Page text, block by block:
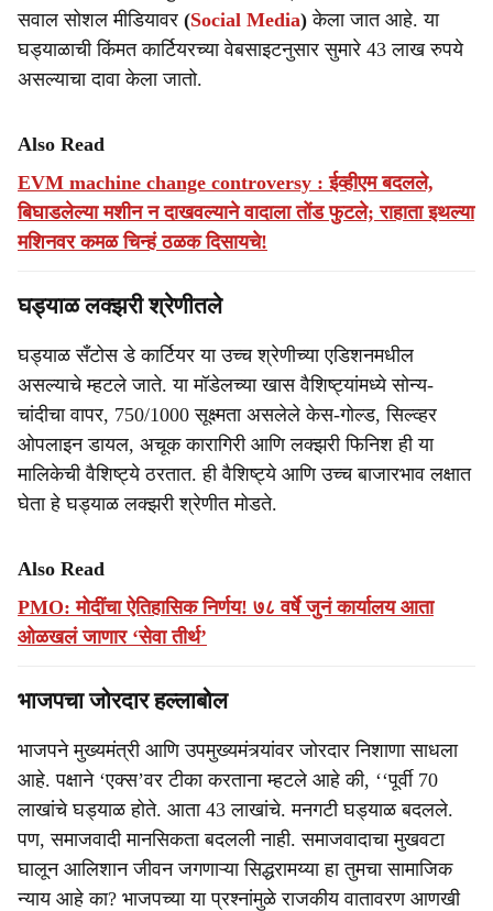
सवाल सोशल मीडियावर (Social Media) केला जात आहे. या
घड्याळाची किंमत कार्टियरच्या वेबसाइटनुसार सुमारे 43 लाख रुपये
असल्याचा दावा केला जातो.
Also Read
EVM machine change controversy : ईव्हीएम बदलले,
बिघाडलेल्या मशीन न दाखवल्याने वादाला तोंड फुटले; राहाता इथल्या
मशिनवर कमळ चिन्हं ठळक दिसायचे!
घड्याळ लक्झरी श्रेणीतले
घड्याळ सँटोस डे कार्टियर या उच्च श्रेणीच्या एडिशनमधील
असल्याचे म्हटले जाते. या मॉडेलच्या खास वैशिष्ट्यांमध्ये सोन्य-
चांदीचा वापर, 750/1000 सूक्ष्मता असलेले केस-गोल्ड, सिल्व्हर
ओपलाइन डायल, अचूक कारागिरी आणि लक्झरी फिनिश ही या
मालिकेची वैशिष्ट्ये ठरतात. ही वैशिष्ट्ये आणि उच्च बाजारभाव लक्षात
घेता हे घड्याळ लक्झरी श्रेणीत मोडते.
Also Read
PMO: मोदींचा ऐतिहासिक निर्णय! ७८ वर्षे जुनं कार्यालय आता
ओळखलं जाणार ‘सेवा तीर्थ’
भाजपचा जोरदार हल्लाबोल
भाजपने मुख्यमंत्री आणि उपमुख्यमंत्र्यांवर जोरदार निशाणा साधला
आहे. पक्षाने ‘एक्स’वर टीका करताना म्हटले आहे की, ‘‘पूर्वी 70
लाखांचे घड्याळ होते. आता 43 लाखांचे. मनगटी घड्याळ बदलले.
पण, समाजवादी मानसिकता बदलली नाही. समाजवादाचा मुखवटा
घालून आलिशान जीवन जगणाऱ्या सिद्धरामय्या हा तुमचा सामाजिक
न्याय आहे का? भाजपच्या या प्रश्नांमुळे राजकीय वातावरण आणखी